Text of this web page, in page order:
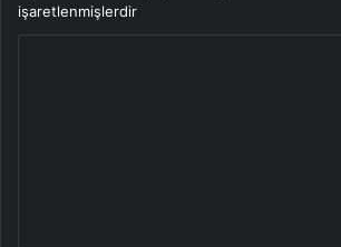
işaretlenmişlerdir